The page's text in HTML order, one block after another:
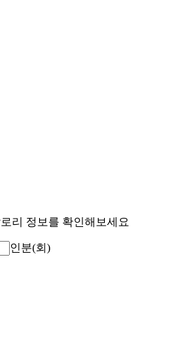
리 정보를 확인해보세요
인분(회)